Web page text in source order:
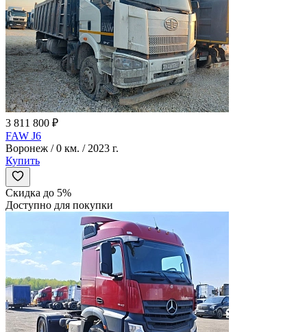
3 811 800 ₽
FAW J6
Воронеж / 0 км. / 2023 г.
Купить
Скидка до 5%
Доступно для покупки